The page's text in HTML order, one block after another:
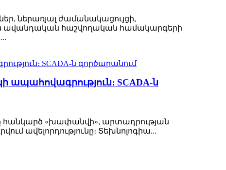
ներառյալ ժամանակացույցի,
ավանդական հաշվողական համակարգերի
ապահովագրություն։ SCADA-ն
հանկարծ «խափանվի», արտադրության
ավելորդությունը։ Տեխնոլոգիա...